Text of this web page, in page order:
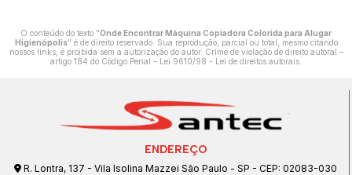
O conteúdo do texto "Onde Encontrar Máquina Copiadora Colorida para Alugar
Higienópolis" é de direito reservado. Sua reprodução, parcial ou total, mesmo citando
nossos links, é proibida sem a autorização do autor. Crime de violação de direito autoral –
artigo 184 do Código Penal – Lei 9610/98 - Lei de direitos autorais
ENDEREÇO
R. Lontra, 137 - Vila Isolina Mazzei São Paulo - SP - CEP: 02083-030